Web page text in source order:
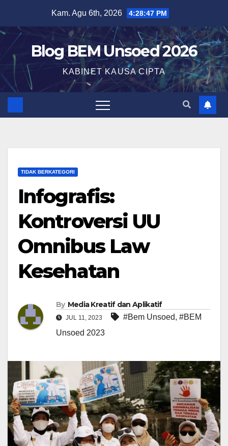
Kam. Agu 6th, 2026 4:28:49 PM
Blog BEM Unsoed 2026
KABINET KAUSA CIPTA
TIDAK BERKATEGORI
Infografis:
Kontroversi UU
Omnibus Law
Kesehatan
By Media Kreatif dan Aplikatif
JUL 11, 2023 #Bem Unsoed, #BEM
Unsoed 2023